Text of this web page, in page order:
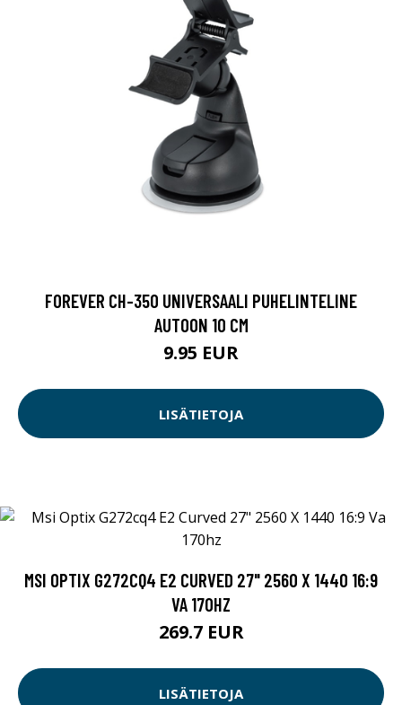
FOREVER CH-350 UNIVERSAALI PUHELINTELINE
AUTOON 10 CM
9.95 EUR
LISÄTIETOJA
MSI OPTIX G272CQ4 E2 CURVED 27" 2560 X 1440 16:9
VA 170HZ
269.7 EUR
LISÄTIETOJA